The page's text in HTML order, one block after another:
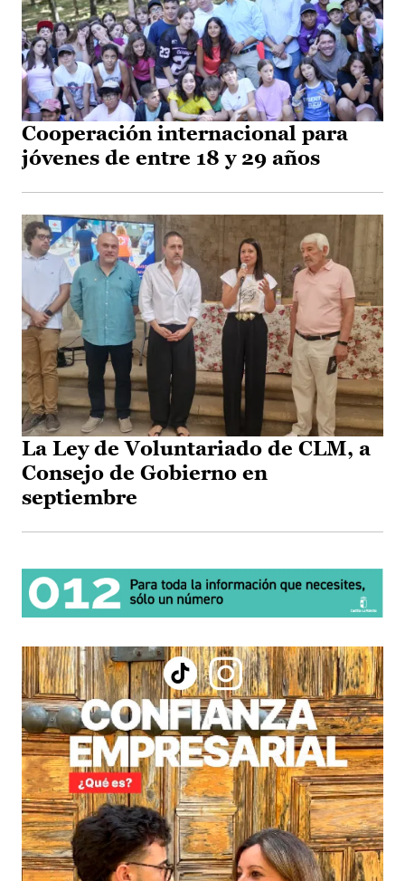
Cooperación internacional para
jóvenes de entre 18 y 29 años
La Ley de Voluntariado de CLM, a
Consejo de Gobierno en
septiembre